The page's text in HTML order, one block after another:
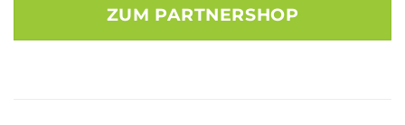
ZUM PARTNERSHOP